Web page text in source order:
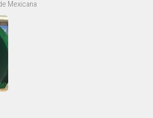
Mexicana